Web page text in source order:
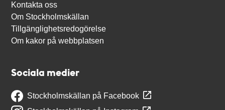
Kontakta oss
Om Stockholmskällan
Tillgänglighetsredogörelse
Om kakor på webbplatsen
Sociala medier
Stockholmskällan på Facebook